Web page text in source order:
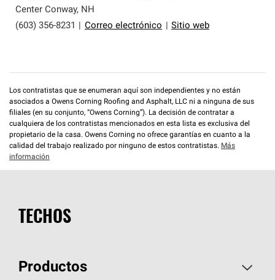
Center Conway, NH
(603) 356-8231
Correo electrónico Sitio web
Los contratistas que se enumeran aquí son independientes y no están
asociados a Owens Corning Roofing and Asphalt, LLC ni a ninguna de sus
filiales (en su conjunto, “Owens Corning”). La decisión de contratar a
cualquiera de los contratistas mencionados en esta lista es exclusiva del
propietario de la casa. Owens Corning no ofrece garantías en cuanto a la
calidad del trabajo realizado por ninguno de estos contratistas. Más
información
TECHOS
Productos